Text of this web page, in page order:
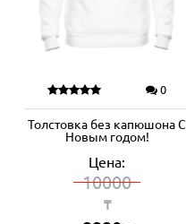
0
Толстовка без капюшона С
Новым годом!
Цена:
10000
₸